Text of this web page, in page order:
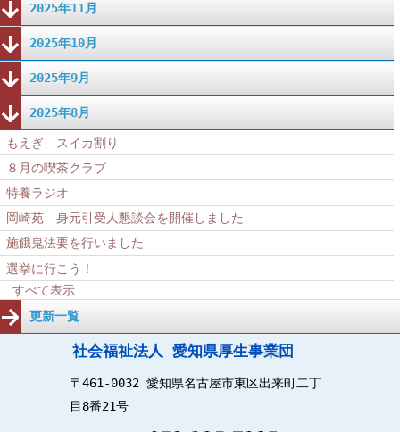
2025年11月
2025年10月
2025年9月
2025年8月
もえぎ スイカ割り
８月の喫茶クラブ
特養ラジオ
岡崎苑 身元引受人懇談会を開催しました
施餓鬼法要を行いました
選挙に行こう！
すべて表示
更新一覧
社会福祉法人 愛知県厚生事業団
〒461-0032 愛知県名古屋市東区出来町二丁
目8番21号